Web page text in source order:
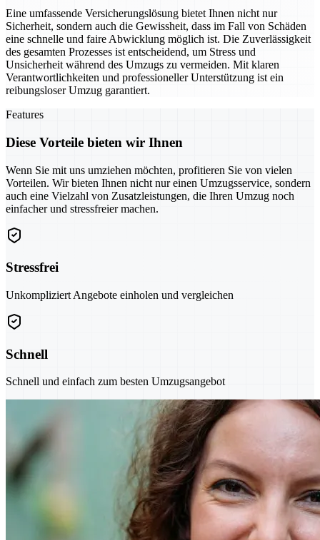
Eine umfassende Versicherungslösung bietet Ihnen nicht nur
Sicherheit, sondern auch die Gewissheit, dass im Fall von Schäden
eine schnelle und faire Abwicklung möglich ist. Die Zuverlässigkeit
des gesamten Prozesses ist entscheidend, um Stress und
Unsicherheit während des Umzugs zu vermeiden. Mit klaren
Verantwortlichkeiten und professioneller Unterstützung ist ein
reibungsloser Umzug garantiert.
Features
Diese Vorteile bieten wir Ihnen
Wenn Sie mit uns umziehen möchten, profitieren Sie von vielen
Vorteilen. Wir bieten Ihnen nicht nur einen Umzugsservice, sondern
auch eine Vielzahl von Zusatzleistungen, die Ihren Umzug noch
einfacher und stressfreier machen.
Stressfrei
Unkompliziert Angebote einholen und vergleichen
Schnell
Schnell und einfach zum besten Umzugsangebot